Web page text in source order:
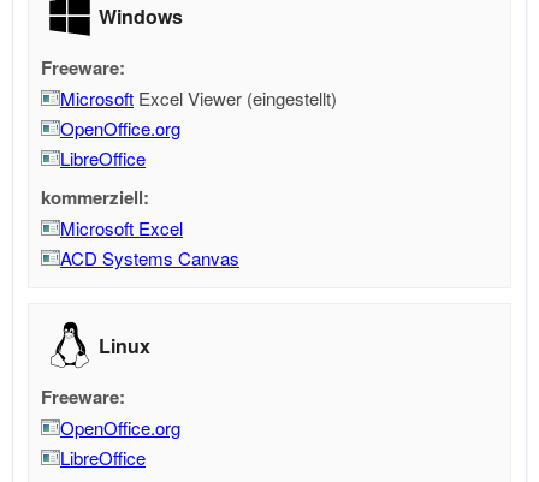
Windows
Freeware:
Microsoft Excel Viewer (eingestellt)
OpenOffice.org
LibreOffice
kommerziell:
Microsoft Excel
ACD Systems Canvas
Linux
Freeware:
OpenOffice.org
LibreOffice